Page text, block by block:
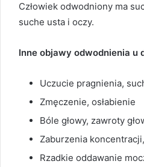
Człowiek odwodniony ma
suche usta i oczy.
Inne objawy odwodnienia u
Uczucie pragnienia,
Zmęczenie, osłabienie
Bóle głowy, zawroty
Zaburzenia
Rzadkie oddawanie